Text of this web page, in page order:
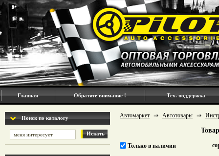
Главная Обратите внимание ! Тех. поддержка
Поиск по каталогу
Искать
Автомаркет ⇒ Автотовары ⇒
Только в наличии